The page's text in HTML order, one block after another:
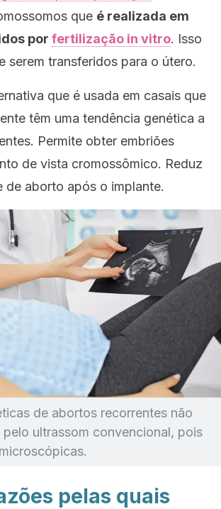
que é realizada em
por fertilização in vitro. Isso
serem transferidos para o útero.
que é usada em casais que
têm uma tendência genética a
Permite obter embriões
de vista cromossômico. Reduz
de aborto após o implante.
de abortos recorrentes não
ultrassom convencional, pois
pelas quais